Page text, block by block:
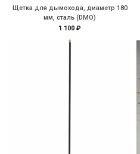
Щетка для дымохода, диаметр 180
мм, сталь (DMO)
1 100 ₽